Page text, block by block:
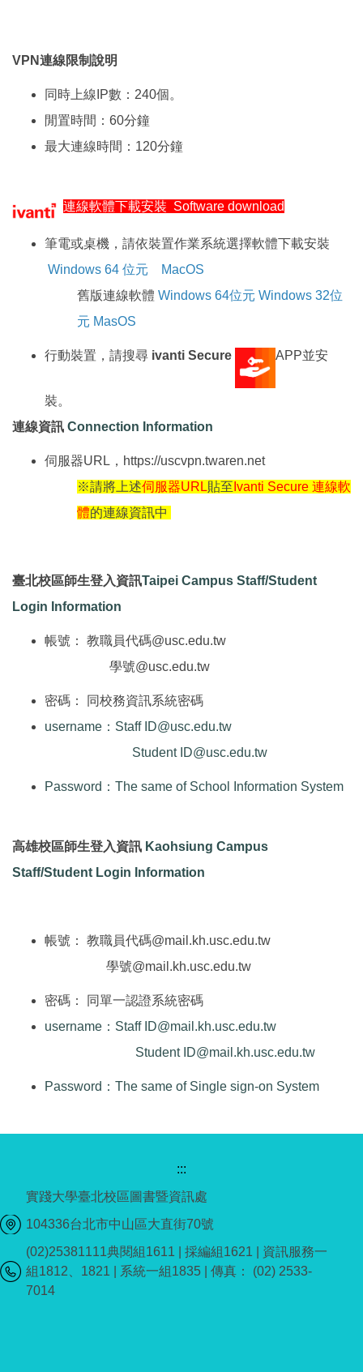
VPN連線限制說明
同時上線IP數：240個。
閒置時間：60分鐘
最大連線時間：120分鐘
連線軟體下載安裝 Software download
筆電或桌機，請依裝置作業系統選擇軟體下載安裝
Windows 64 位元
MacOS
舊版連線軟體 Windows 64位元 Windows 32位
元 MasOS
行動裝置，請搜尋 ivanti Secure APP並安
裝。
連線資訊 Connection Information
伺服器URL，https://uscvpn.twaren.net
※請將上述伺服器URL貼至 Ivanti Secure 連線軟
體的連線資訊中
臺北校區師生登入資訊Taipei Campus Staff/Student
Login Information
帳號： 教職員代碼@usc.edu.tw
學號@usc.edu.tw
密碼： 同校務資訊系統密碼
username：Staff ID@usc.edu.tw
Student ID@usc.edu.tw
Password：The same of School Information System
高雄校區師生登入資訊 Kaohsiung Campus
Staff/Student Login Information
帳號： 教職員代碼@mail.kh.usc.edu.tw
學號@mail.kh.usc.edu.tw
密碼： 同單一認證系統密碼
username：Staff ID@mail.kh.usc.edu.tw
Student ID@mail.kh.usc.edu.tw
Password：The same of Single sign-on System
:::
實踐大學臺北校區圖書暨資訊處
104336台北市中山區大直街70號
(02)25381111典閱組1611 | 採編組1621 | 資訊服務一
組1812、1821 | 系統一組1835 | 傳真： (02) 2533-
7014